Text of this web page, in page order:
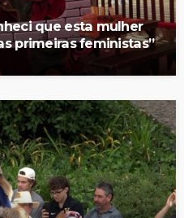
que esta mulher
primeiras feministas”